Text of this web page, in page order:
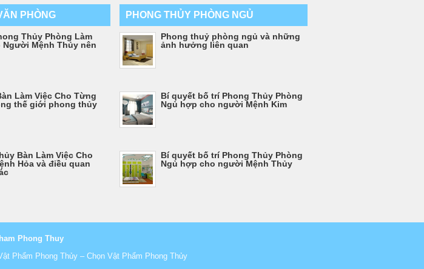
PHÒNG
Thủy Phòng Làm
Người Mệnh Thủy nên
Làm Việc Cho Từng
thế giới phong thủy
Bàn Làm Việc Cho
Hỏa và điều quan
PHONG THỦY PHÒNG NGỦ
Phong thuỷ phòng ngủ và những
ảnh hưởng liên quan
Bí quyết bố trí Phong Thủy Phòng
Ngủ hợp cho người Mệnh Kim
Bí quyết bố trí Phong Thủy Phòng
Ngủ hợp cho người Mệnh Thủy
Phẩm Phong Thủy – Chọn Vật Phẩm Phong Thủy